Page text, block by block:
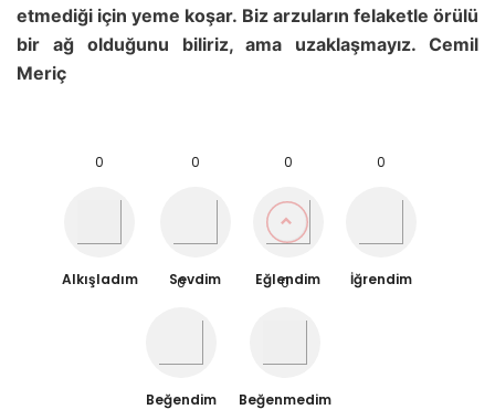
etmediği için yeme koşar. Biz arzuların felaketle örülü
bir ağ olduğunu biliriz, ama uzaklaşmayız. Cemil
Meriç
0
Alkışladım
0
Sevdim
0
Eğlendim
0
İğrendim
0
Beğendim
0
Beğenmedim